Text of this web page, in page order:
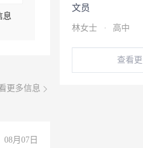
息
更多信息
08月07日
文员
林女士 · 高中
查看